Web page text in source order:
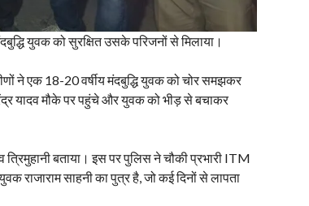
युवक को सुरक्षित उसके परिजनों से मिलाया।
ने एक 18-20 वर्षीय मंदबुद्धि युवक को चोर समझकर
यादव मौके पर पहुंचे और युवक को भीड़ से बचाकर
त्रिमुहानी बताया। इस पर पुलिस ने चौकी प्रभारी ITM
राजाराम साहनी का पुत्र है, जो कई दिनों से लापता